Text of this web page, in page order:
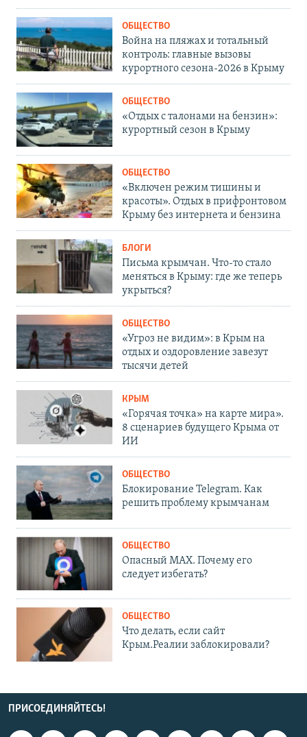
ОБЩЕСТВО
Война на пляжах и тотальный
контроль: главные вызовы
курортного сезона-2026 в Крыму
ОБЩЕСТВО
«Отдых с талонами на бензин»:
курортный сезон в Крыму
ОБЩЕСТВО
«Включен режим тишины и
красоты». Отдых в прифронтовом
Крыму без интернета и бензина
БЛОГИ
Письма крымчан. Что-то стало
меняться в Крыму: где же теперь
укрыться?
ОБЩЕСТВО
«Угроз не видим»: в Крым на
отдых и оздоровление завезут
тысячи детей
КРЫМ
«Горячая точка» на карте мира».
8 сценариев будущего Крыма от
ИИ
ОБЩЕСТВО
Блокирование Telegram. Как
решить проблему крымчанам
ОБЩЕСТВО
Опасный MAX. Почему его
следует избегать?
ОБЩЕСТВО
Что делать, если сайт
Крым.Реалии заблокировали?
ПРИСОЕДИНЯЙТЕСЬ!